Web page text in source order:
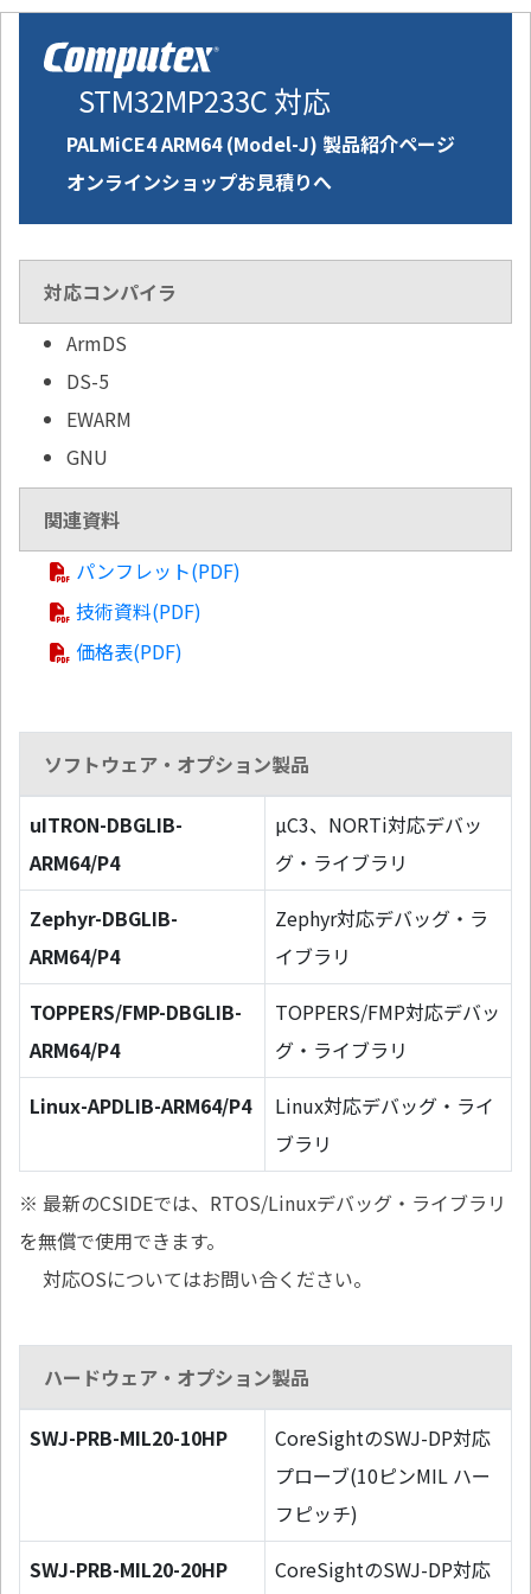
STM32MP233C 対応
PALMiCE4 ARM64 (Model-J) 製品紹介ページ
オンラインショップお見積りへ
対応コンパイラ
ArmDS
DS-5
EWARM
GNU
関連資料
パンフレット(PDF)
技術資料(PDF)
価格表(PDF)
ソフトウェア・オプション製品
uITRON-DBGLIB-
ARM64/P4
µC3、NORTi対応デバッ
グ・ライブラリ
Zephyr-DBGLIB-
ARM64/P4
Zephyr対応デバッグ・ラ
イブラリ
TOPPERS/FMP-DBGLIB-
ARM64/P4
TOPPERS/FMP対応デバッ
グ・ライブラリ
Linux-APDLIB-ARM64/P4
Linux対応デバッグ・ライ
ブラリ
※ 最新のCSIDEでは、RTOS/Linuxデバッグ・ライブラリ
を無償で使用できます。
対応OSについてはお問い合ください。
ハードウェア・オプション製品
SWJ-PRB-MIL20-10HP
CoreSightのSWJ-DP対応
プローブ(10ピンMIL ハー
フピッチ)
SWJ-PRB-MIL20-20HP
CoreSightのSWJ-DP対応